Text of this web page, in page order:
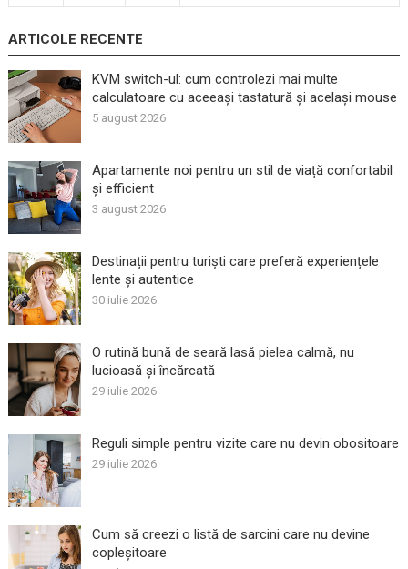
ARTICOLE RECENTE
KVM switch-ul: cum controlezi mai multe
calculatoare cu aceeași tastatură și același mouse
5 august 2026
Apartamente noi pentru un stil de viață confortabil
și efficient
3 august 2026
Destinații pentru turiști care preferă experiențele
lente și autentice
30 iulie 2026
O rutină bună de seară lasă pielea calmă, nu
lucioasă și încărcată
29 iulie 2026
Reguli simple pentru vizite care nu devin obositoare
29 iulie 2026
Cum să creezi o listă de sarcini care nu devine
copleșitoare